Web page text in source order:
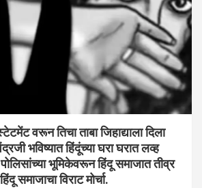
वरून तिचा ताबा जिहाद्याला दिला
भविष्यात हिंदूंच्या घरा घरात लव्ह
भूमिकेवरून हिंदू समाजात तीव्र
समाजाचा विराट मोर्चा.